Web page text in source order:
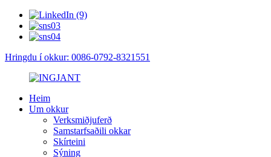
Hringdu í okkur: 0086-0792-8321551
Heim
Um okkur
Verksmiðjuferð
Samstarfsaðili okkar
Skírteini
Sýning